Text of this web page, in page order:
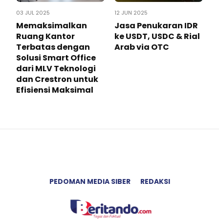
03 JUL 2025
Memaksimalkan
Ruang Kantor
Terbatas dengan
Solusi Smart Office
dari MLV Teknologi
dan Crestron untuk
Efisiensi Maksimal
12 JUN 2025
Jasa Penukaran IDR
ke USDT, USDC & Rial
Arab via OTC
PEDOMAN MEDIA SIBER REDAKSI